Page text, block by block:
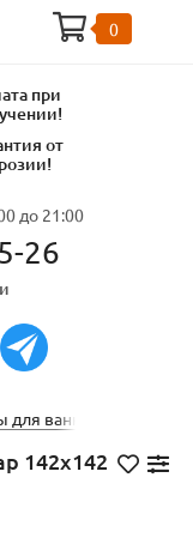
0
при
от
до 21:00
26
для ванной BellRado
142х142